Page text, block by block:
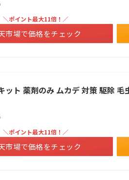
＼ポイント最大11倍！／
市場で価格をチェック
ット 薬剤のみ ムカデ 対策 駆除 毛
＼ポイント最大11倍！／
市場で価格をチェック